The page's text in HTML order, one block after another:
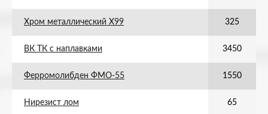
Хром металлический Х99 325
ВК ТК с наплавками 3450
Ферромолибден ФМО-55 1550
Нирезист лом 65